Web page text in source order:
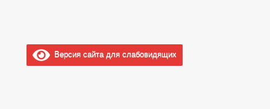
Версия сайта для слабовидящих